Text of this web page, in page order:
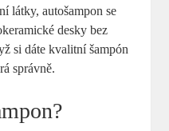
látky, autošampon se
desky bez
si dáte kvalitní šampón
správně.